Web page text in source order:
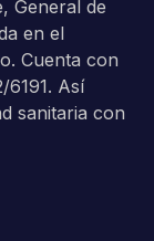
General de
en el
Cuenta con
6191. Así
sanitaria con